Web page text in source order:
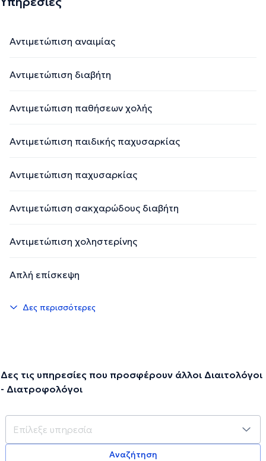
Αντιμετώπιση αναιμίας
Αντιμετώπιση διαβήτη
Αντιμετώπιση παθήσεων χολής
Αντιμετώπιση παιδικής παχυσαρκίας
Αντιμετώπιση παχυσαρκίας
Αντιμετώπιση σακχαρώδους διαβήτη
Αντιμετώπιση χοληστερίνης
Απλή επίσκεψη
Δες περισσότερες
Δες τις υπηρεσίες που προσφέρουν άλλοι Διαιτολόγοι
- Διατροφολόγοι
Αναζήτηση